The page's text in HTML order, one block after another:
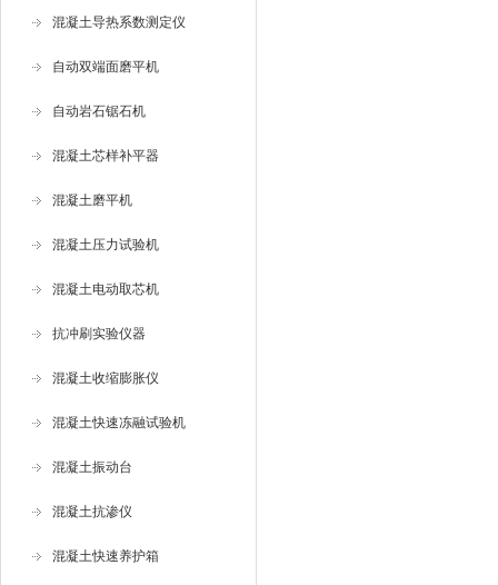
混凝土导热系数测定仪
自动双端面磨平机
自动岩石锯石机
混凝土芯样补平器
混凝土磨平机
混凝土压力试验机
混凝土电动取芯机
抗冲刷实验仪器
混凝土收缩膨胀仪
混凝土快速冻融试验机
混凝土振动台
混凝土抗渗仪
混凝土快速养护箱